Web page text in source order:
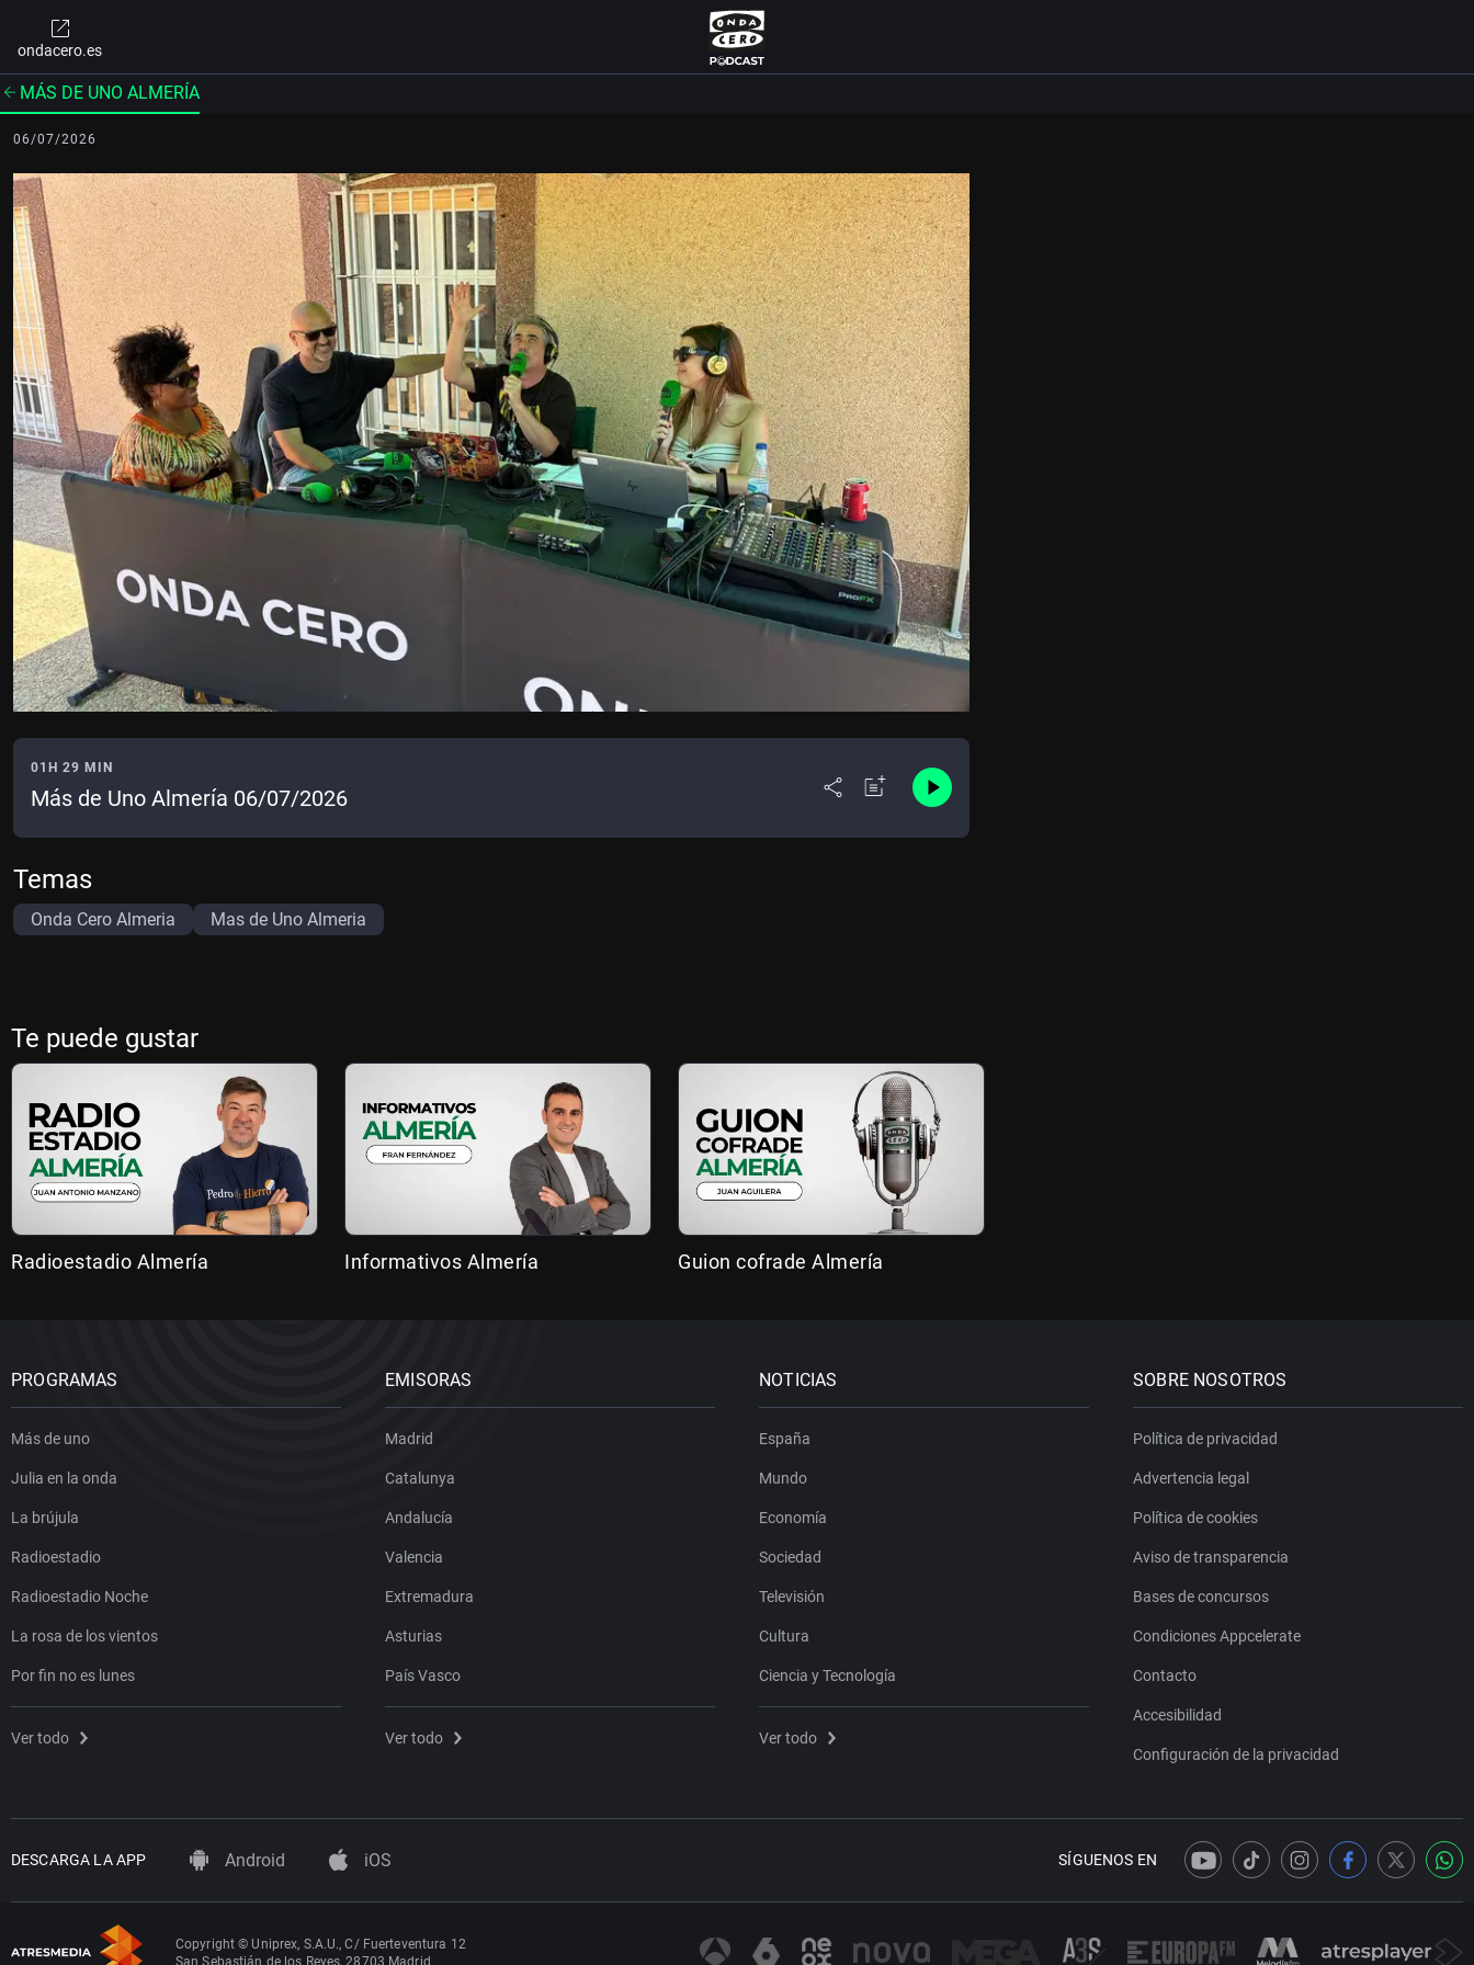
ondacero.es
MÁS DE UNO ALMERÍA
06/07/2026
01H 29 MIN
Más de Uno Almería 06/07/2026
Temas
Onda Cero Almeria Mas de Uno Almeria
Te puede gustar
Radioestadio Almería Informativos Almería Guion cofrade Almería
PROGRAMAS
Más de uno
Julia en la onda
La brújula
Radioestadio
Radioestadio Noche
La rosa de los vientos
Por fin no es lunes
Ver todo
EMISORAS
Madrid
Catalunya
Andalucía
Valencia
Extremadura
Asturias
País Vasco
Ver todo
NOTICIAS
España
Mundo
Economía
Sociedad
Televisión
Cultura
Ciencia y Tecnología
Ver todo
SOBRE NOSOTROS
Política de privacidad
Advertencia legal
Política de cookies
Aviso de transparencia
Bases de concursos
Condiciones Appcelerate
Contacto
Accesibilidad
Configuración de la privacidad
DESCARGA LA APP Android iOS SÍGUENOS EN
Copyright © Uniprex, S.A.U., C/ Fuerteventura 12
San Sebastián de los Reyes, 28703 Madrid